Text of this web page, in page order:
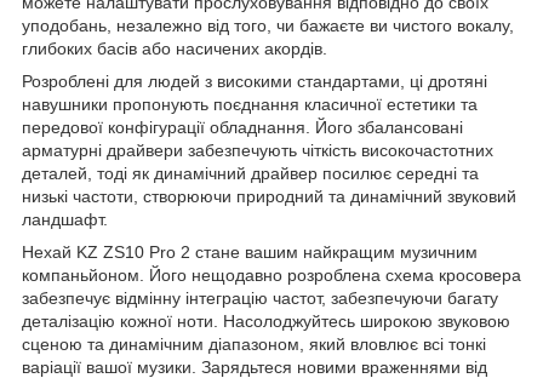
уподобань, незалежно від того, чи бажаєте ви чистого вокалу,
глибоких басів або насичених акордів.
Розроблені для людей з високими стандартами, ці дротяні
навушники пропонують поєднання класичної естетики та
передової конфігурації обладнання. Його збалансовані
арматурні драйвери забезпечують чіткість високочастотних
деталей, тоді як динамічний драйвер посилює середні та
низькі частоти, створюючи природний та динамічний звуковий
ландшафт.
Нехай KZ ZS10 Pro 2 стане вашим найкращим музичним
компаньйоном. Його нещодавно розроблена схема кросовера
забезпечує відмінну інтеграцію частот, забезпечуючи багату
деталізацію кожної ноти. Насолоджуйтесь широкою звуковою
сценою та динамічним діапазоном, який вловлює всі тонкі
варіації вашої музики. Зарядьтеся новими враженнями від